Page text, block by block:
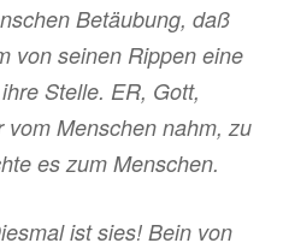
Betäubung, daß
von seinen Rippen eine
Stelle. ER, Gott,
Menschen nahm, zu
es zum Menschen.
ist sies! Bein von